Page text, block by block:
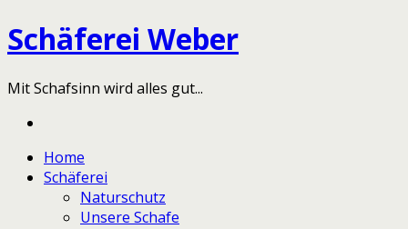
Schäferei Weber
Mit Schafsinn wird alles gut...
Home
Schäferei
Naturschutz
Unsere Schafe